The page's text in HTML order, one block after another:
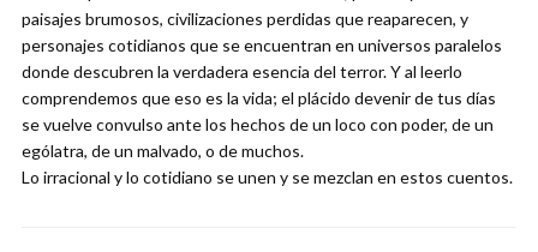
paisajes brumosos, civilizaciones perdidas que reaparecen, y
personajes cotidianos que se encuentran en universos paralelos
donde descubren la verdadera esencia del terror. Y al leerlo
comprendemos que eso es la vida; el plácido devenir de tus días
se vuelve convulso ante los hechos de un loco con poder, de un
ególatra, de un malvado, o de muchos.
Lo irracional y lo cotidiano se unen y se mezclan en estos cuentos.